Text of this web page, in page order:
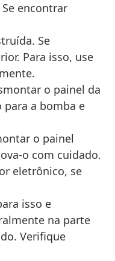
encontrar
Se
Para isso, use
o painel da
para a bomba e
o painel
o com cuidado.
eletrônico, se
isso e
na parte
Verifique